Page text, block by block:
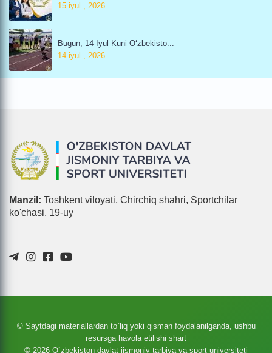
15 iyul , 2026
Bugun, 14-Iyul Kuni O‘zbekisto...
14 iyul , 2026
Manzil: Toshkent viloyati, Chirchiq shahri, Sportchilar
ko'chasi, 19-uy
© Saytdagi materiallardan to`liq yoki qisman foydalanilganda, ushbu
resursga havola etilishi shart
© 2026 O`zbekiston davlat jismoniy tarbiya va sport universiteti